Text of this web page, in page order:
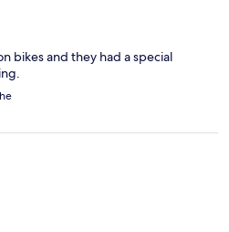
bikes and they had a special